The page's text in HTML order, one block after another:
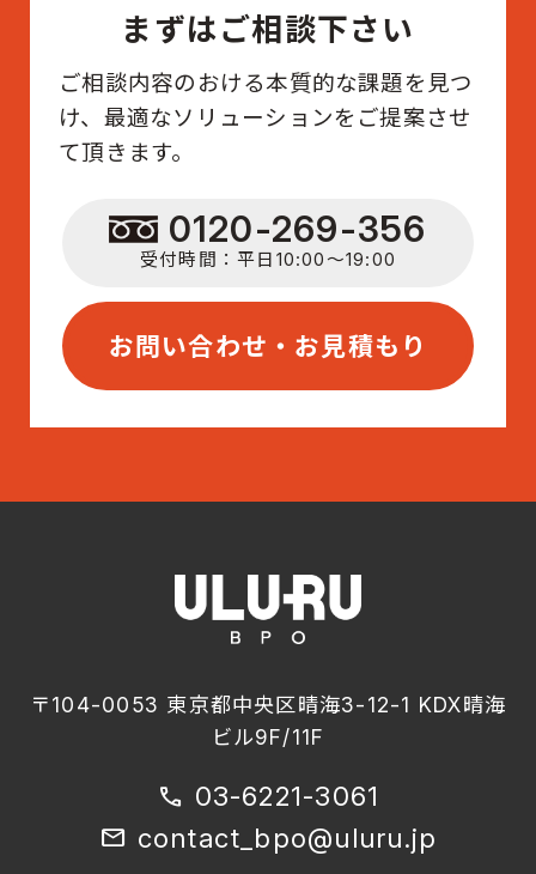
まずはご相談下さい
ご相談内容のおける本質的な課題を見つ
け、最適なソリューションをご提案させ
て頂きます。
0120-269-356
受付時間：平日10:00〜19:00
お問い合わせ・お見積もり
〒104-0053 東京都中央区晴海3-12-1 KDX晴海
ビル9F/11F
call 03-6221-3061
mail contact_bpo@uluru.jp